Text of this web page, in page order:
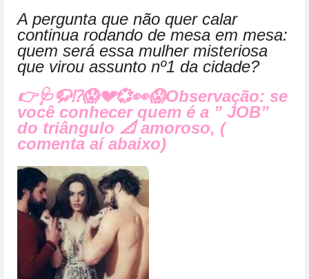
A pergunta que não quer calar
continua rodando de mesa em mesa:
quem será essa mulher misteriosa
que virou assunto nº1 da cidade?
👉🩺🦬⁉😱💔💞👀😱Observação: se
você conhecer quem é a ” JOB”
do triângulo 📐 amoroso, (
comenta aí abaixo)